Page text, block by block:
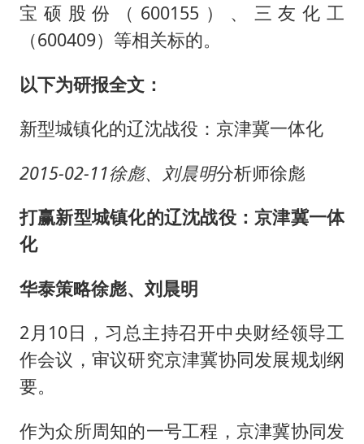
宝硕股份（600155）、三友化工
（600409）等相关标的。
以下为研报全文：
新型城镇化的辽沈战役：京津冀一体化
2015-02-11徐彪、刘晨明分析师徐彪
打赢新型城镇化的辽沈战役：京津冀一体
化
华泰策略徐彪、刘晨明
2月10日，习总主持召开中央财经领导工
作会议，审议研究京津冀协同发展规划纲
要。
作为众所周知的一号工程，京津冀协同发